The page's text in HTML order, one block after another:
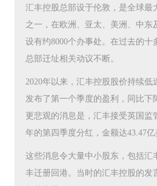
汇丰控股总部设于伦敦，是全球最
之一，在欧洲、亚太、美洲、中东
设有约8000个办事处。在过去的十
总部迁址相关动议不断。
2020年以来，汇丰控股股价持续低
发布了第一个季度的盈利，同比下
更悲观的消息是，汇丰接受英国监
年的第四季度分红，金额达43.47亿
这些消息令大量中小股东，包括汇
丰迁册回港。当时的汇丰控股的发